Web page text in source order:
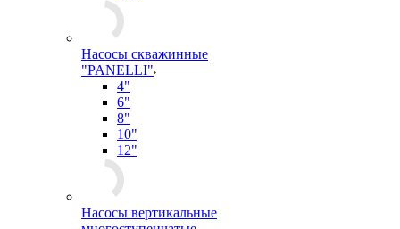
Насосы скважинные
"PANELLI"
4"
6"
8"
10"
12"
Насосы вертикальные